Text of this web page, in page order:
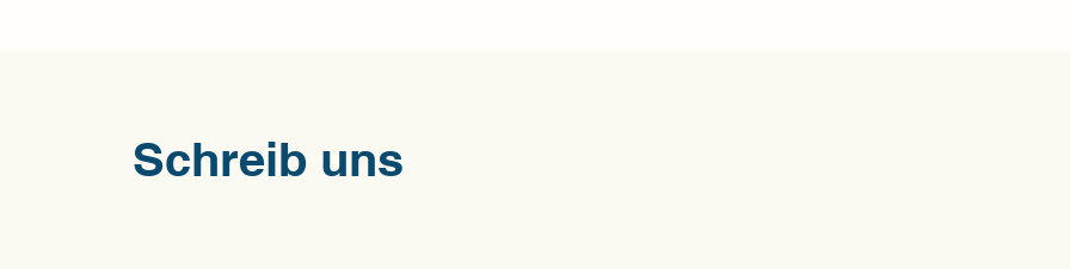
Schreib uns